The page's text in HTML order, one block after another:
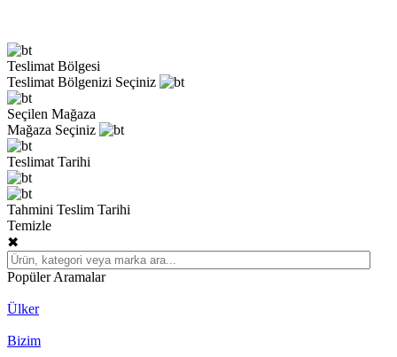
Teslimat Bölgesi
Teslimat Bölgenizi Seçiniz
Seçilen Mağaza
Mağaza Seçiniz
Teslimat Tarihi
Tahmini Teslim Tarihi
Temizle
✖
Popüler Aramalar
Ülker
Bizim